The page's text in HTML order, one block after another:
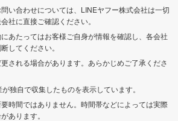
い合わせについては、LINEヤフー株式会社は一切
社に直接ご確認ください。
あたってはお客様ご自身が情報を確認し、各会社
してください。
される場合があります。あらかじめご了承くださ
独自で収集したものを表示しています。
時間ではありません。時間帯などによっては実際
あります。